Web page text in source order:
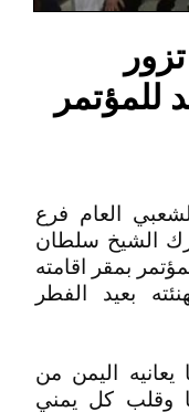
للمؤتمر
العام فرع
الشيخ سلطان
بمقر اقامته
بعيد الفطر
اليمن من
وقلب كل يمني